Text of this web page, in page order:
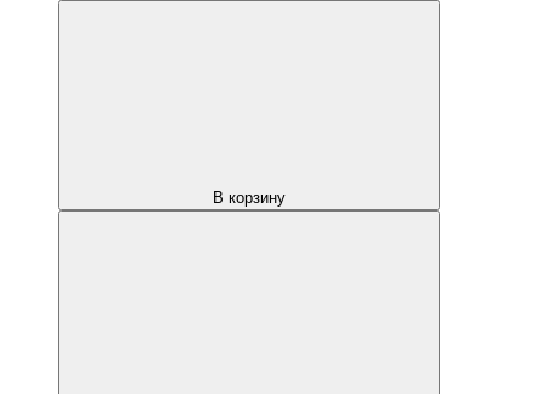
В корзину